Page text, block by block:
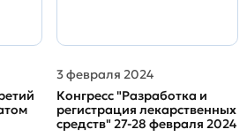
3 февраля 2024
Конгресс "Разработка и
регистрация лекарственных
средств" 27-28 февраля 2024